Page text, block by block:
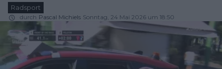
Radsport
durch Pascal Michiels Sonntag, 24 Mai 2026 um 18:50